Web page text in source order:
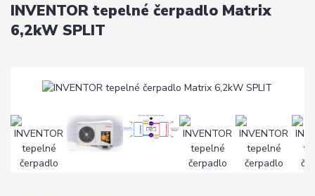
INVENTOR tepelné čerpadlo Matrix
6,2kW SPLIT